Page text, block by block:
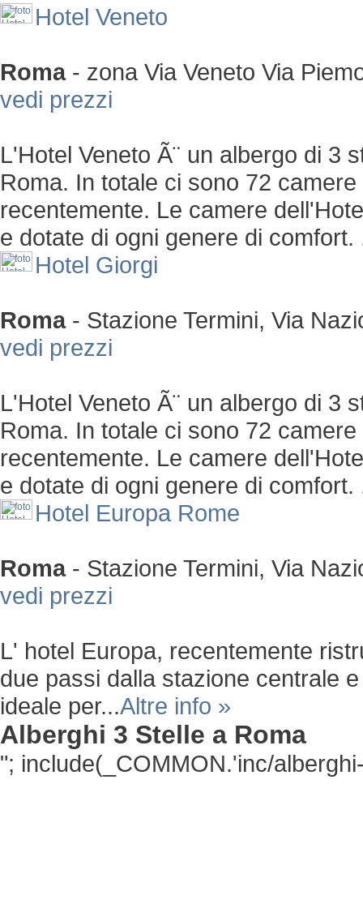
Hotel Veneto
Roma- zona Via Veneto Via
vedi prezzi
L'Hotel Veneto Ã¨ un albergo di 3
Roma. In totale ci sono 72
recentemente. Le camere
e dotate di ogni genere di comfort.
Hotel Giorgi
Roma- Stazione Termini, Via
vedi prezzi
L'Hotel Veneto Ã¨ un albergo di 3
Roma. In totale ci sono 72
recentemente. Le camere
e dotate di ogni genere di comfort.
Hotel Europa Rome
Roma- Stazione Termini, Via
vedi prezzi
L' hotel Europa, recentemente
due passi dalla stazione centrale
ideale per...Altre info »
Alberghi 3 Stelle a Roma
"; include(_COMMON.'inc/